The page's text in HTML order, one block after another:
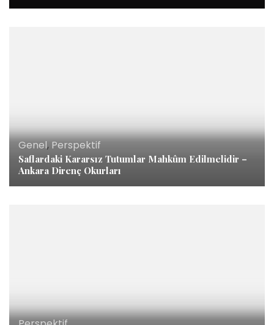
Genel, Perspektif
Saflardaki Kararsız Tutumlar Mahkûm Edilmelidir –
Ankara Direnç Okurları